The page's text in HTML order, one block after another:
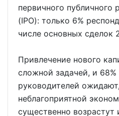
первичного публичного
(IPO): только 6%
числе основных сделок
Привлечение нового
сложной задачей, и
руководителей
неблагоприятной
существенно возрастут